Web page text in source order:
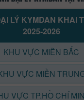
LÝ KYMDAN KHAI
2025-2026
KHU VỰC MIỀN BẮC
VỰC MIỀN
VỰC TP.HỒ CHÍ